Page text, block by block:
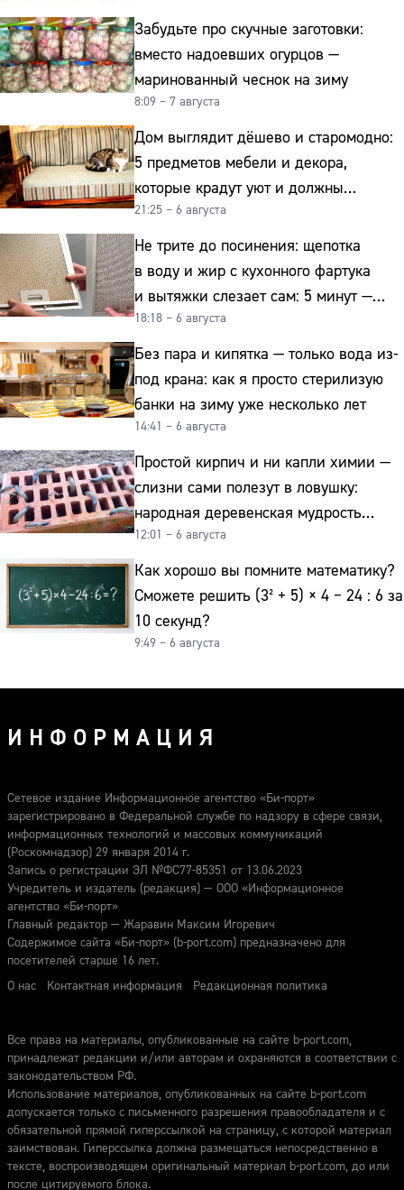
Забудьте про скучные заготовки:
вместо надоевших огурцов —
маринованный чеснок на зиму
8:09 – 7 августа
Дом выглядит дёшево и старомодно:
5 предметов мебели и декора,
которые крадут уют и должны
отправиться на свалку прямо сейчас
21:25 – 6 августа
Не трите до посинения: щепотка
в воду и жир с кухонного фартука
и вытяжки слезает сам: 5 минут —
и сверкает как новая
18:18 – 6 августа
Без пара и кипятка — только вода из-
под крана: как я просто стерилизую
банки на зиму уже несколько лет
14:41 – 6 августа
Простой кирпич и ни капли химии —
слизни сами полезут в ловушку:
народная деревенская мудрость
реально работает
12:01 – 6 августа
Как хорошо вы помните математику?
Сможете решить (3² + 5) × 4 − 24 : 6 за
10 секунд?
9:49 – 6 августа
ИНФОРМАЦИЯ
Сетевое издание Информационное агентство «Би-порт»
зарегистрировано в Федеральной службе по надзору в сфере связи,
информационных технологий и массовых коммуникаций
(Роскомнадзор) 29 января 2014 г.
Запись о регистрации ЭЛ №ФС77-85351 от 13.06.2023
Учредитель и издатель (редакция) — ООО «Информационное
агентство «Би-порт»
Главный редактор — Жаравин Максим Игоревич
Содержимое сайта «Би-порт» (b-port.com) предназначено для
посетителей старше 16 лет.
О нас
Контактная информация Редакционная политика
Все права на материалы, опубликованные на сайте b-port.com,
принадлежат редакции и/или авторам и охраняются в соответствии с
законодательством РФ.
Использование материалов, опубликованных на сайте b-port.com
допускается только с письменного разрешения правообладателя и с
обязательной прямой гиперссылкой на страницу, с которой материал
заимствован. Гиперссылка должна размещаться непосредственно в
тексте, воспроизводящем оригинальный материал b-port.com, до или
после цитируемого блока.